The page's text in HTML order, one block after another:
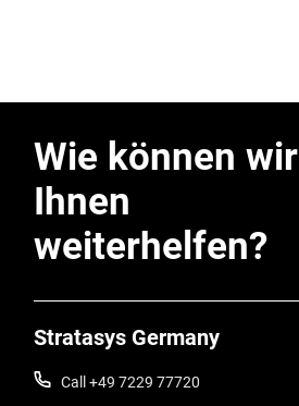
Wie können wir
Ihnen
weiterhelfen?
Stratasys Germany
Call +49 7229 77720